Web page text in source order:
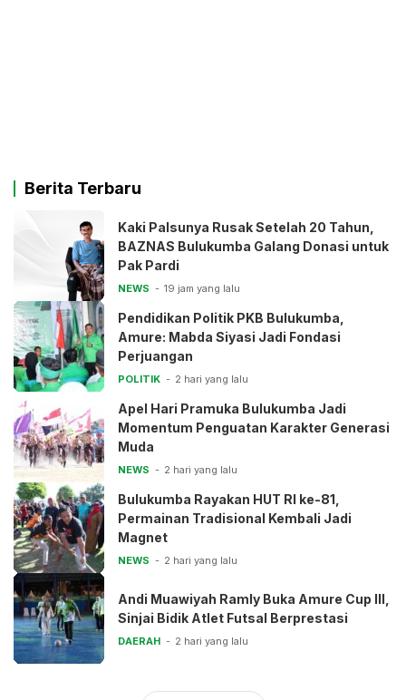
Berita Terbaru
Kaki Palsunya Rusak Setelah 20 Tahun,
BAZNAS Bulukumba Galang Donasi untuk
Pak Pardi
NEWS 19 jam yang lalu
Pendidikan Politik PKB Bulukumba,
Amure: Mabda Siyasi Jadi Fondasi
Perjuangan
POLITIK 2 hari yang lalu
Apel Hari Pramuka Bulukumba Jadi
Momentum Penguatan Karakter Generasi
Muda
NEWS 2 hari yang lalu
Bulukumba Rayakan HUT RI ke-81,
Permainan Tradisional Kembali Jadi
Magnet
NEWS 2 hari yang lalu
Andi Muawiyah Ramly Buka Amure Cup III,
Sinjai Bidik Atlet Futsal Berprestasi
DAERAH 2 hari yang lalu